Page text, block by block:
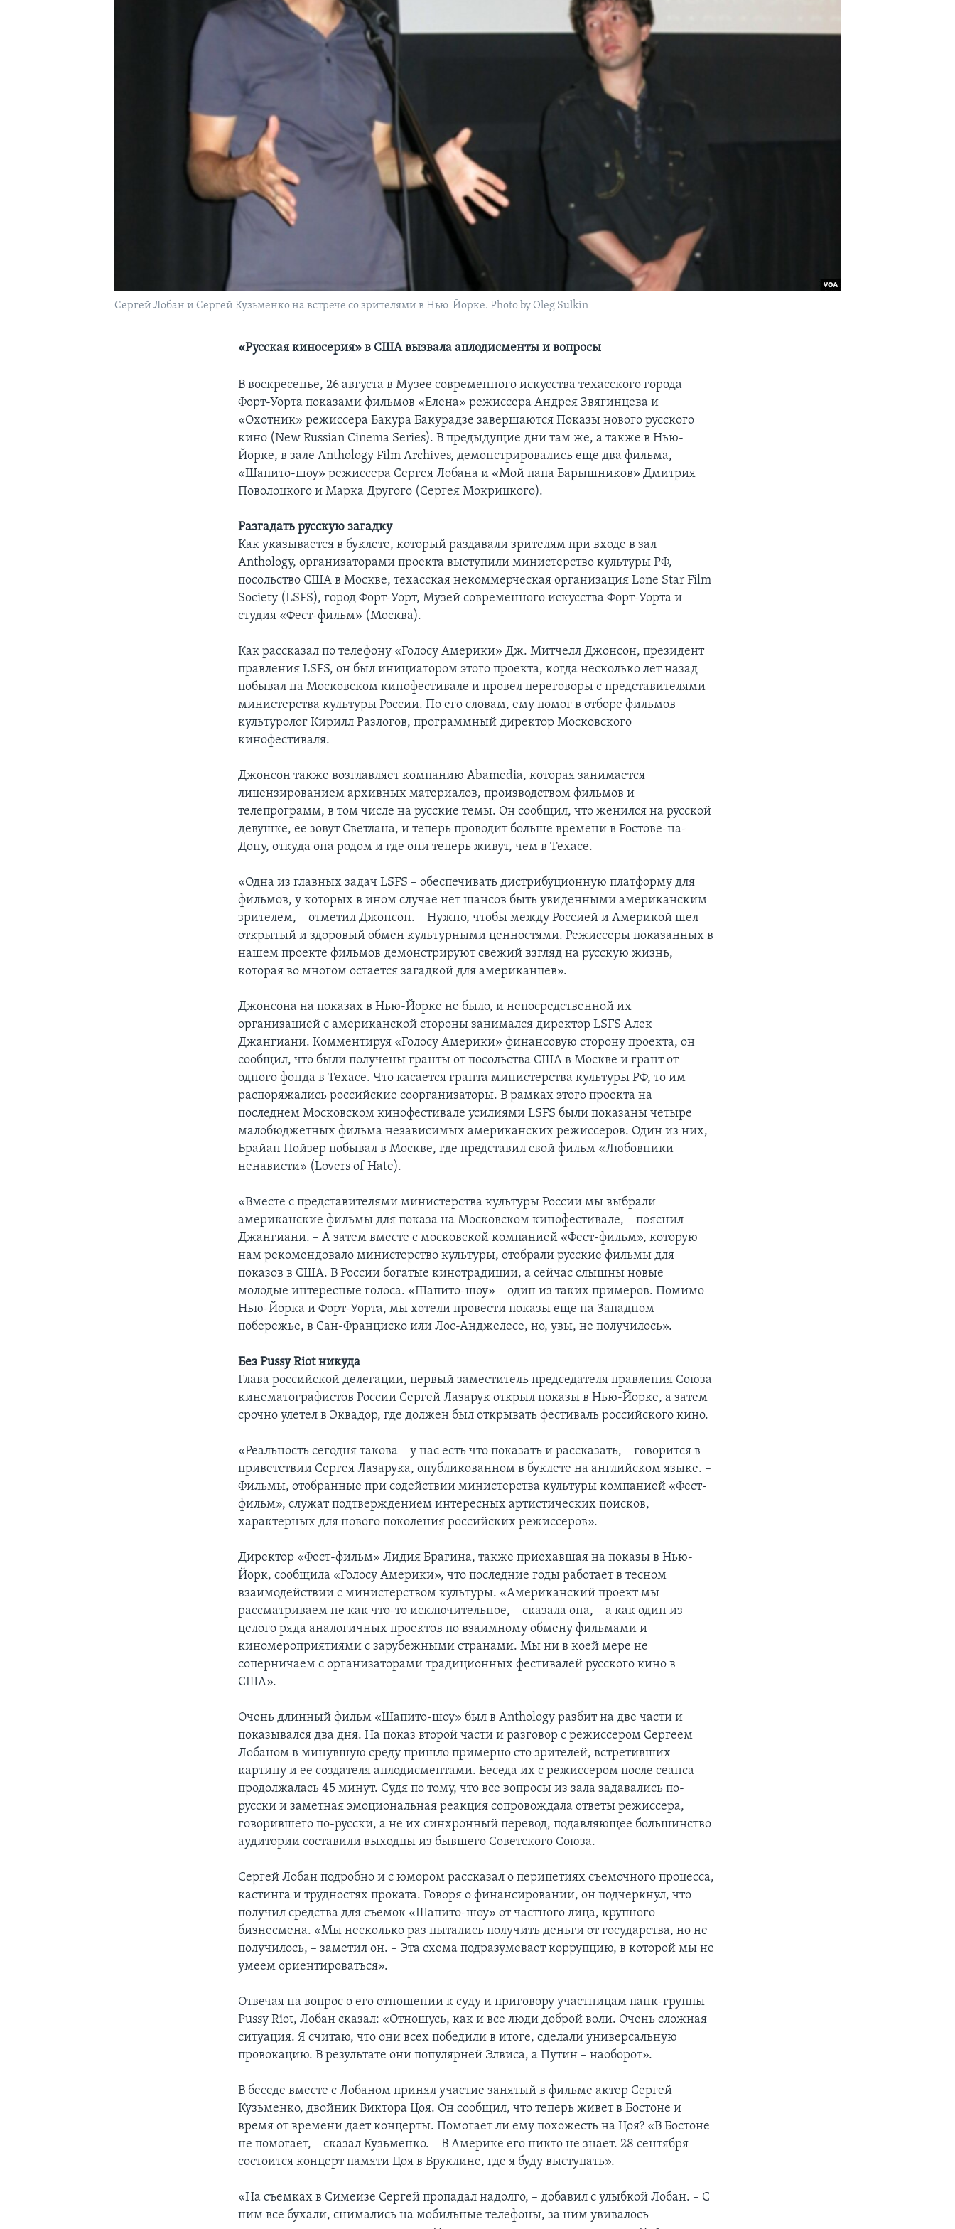
Сергей Лобан и Сергей Кузьменко на встрече со зрителями в Нью-Йорке. Photo by Oleg Sulkin
«Русская киносерия» в США вызвала аплодисменты и вопросы
В воскресенье, 26 августа в Музее современного искусства техасского города
Форт-Уорта показами фильмов «Елена» режиссера Андрея Звягинцева и
«Охотник» режиссера Бакура Бакурадзе завершаются Показы нового русского
кино (New Russian Cinema Series). В предыдущие дни там же, а также в Нью-
Йорке, в зале Anthology Film Archives, демонстрировались еще два фильма,
«Шапито-шоу» режиссера Сергея Лобана и «Мой папа Барышников» Дмитрия
Поволоцкого и Марка Другого (Сергея Мокрицкого).
Разгадать русскую загадку
Как указывается в буклете, который раздавали зрителям при входе в зал
Anthology, организаторами проекта выступили министерство культуры РФ,
посольство США в Москве, техасская некоммерческая организация Lone Star Film
Society (LSFS), город Форт-Уорт, Музей современного искусства Форт-Уорта и
студия «Фест-фильм» (Москва).
Как рассказал по телефону «Голосу Америки» Дж. Митчелл Джонсон, президент
правления LSFS, он был инициатором этого проекта, когда несколько лет назад
побывал на Московском кинофестивале и провел переговоры с представителями
министерства культуры России. По его словам, ему помог в отборе фильмов
культуролог Кирилл Разлогов, программный директор Московского
кинофестиваля.
Джонсон также возглавляет компанию Abamedia, которая занимается
лицензированием архивных материалов, производством фильмов и
телепрограмм, в том числе на русские темы. Он сообщил, что женился на русской
девушке, ее зовут Светлана, и теперь проводит больше времени в Ростове-на-
Дону, откуда она родом и где они теперь живут, чем в Техасе.
«Одна из главных задач LSFS – обеспечивать дистрибуционную платформу для
фильмов, у которых в ином случае нет шансов быть увиденными американским
зрителем, – отметил Джонсон. – Нужно, чтобы между Россией и Америкой шел
открытый и здоровый обмен культурными ценностями. Режиссеры показанных в
нашем проекте фильмов демонстрируют свежий взгляд на русскую жизнь,
которая во многом остается загадкой для американцев».
Джонсона на показах в Нью-Йорке не было, и непосредственной их
организацией с американской стороны занимался директор LSFS Алек
Джангиани. Комментируя «Голосу Америки» финансовую сторону проекта, он
сообщил, что были получены гранты от посольства США в Москве и грант от
одного фонда в Техасе. Что касается гранта министерства культуры РФ, то им
распоряжались российские соорганизаторы. В рамках этого проекта на
последнем Московском кинофестивале усилиями LSFS были показаны четыре
малобюджетных фильма независимых американских режиссеров. Один из них,
Брайан Пойзер побывал в Москве, где представил свой фильм «Любовники
ненависти» (Lovers of Hate).
«Вместе с представителями министерства культуры России мы выбрали
американские фильмы для показа на Московском кинофестивале, – пояснил
Джангиани. – А затем вместе с московской компанией «Фест-фильм», которую
нам рекомендовало министерство культуры, отобрали русские фильмы для
показов в США. В России богатые кинотрадиции, а сейчас слышны новые
молодые интересные голоса. «Шапито-шоу» – один из таких примеров. Помимо
Нью-Йорка и Форт-Уорта, мы хотели провести показы еще на Западном
побережье, в Сан-Франциско или Лос-Анджелесе, но, увы, не получилось».
Без Pussy Riot никуда
Глава российской делегации, первый заместитель председателя правления Союза
кинематографистов России Сергей Лазарук открыл показы в Нью-Йорке, а затем
срочно улетел в Эквадор, где должен был открывать фестиваль российского кино.
«Реальность сегодня такова – у нас есть что показать и рассказать, – говорится в
приветствии Сергея Лазарука, опубликованном в буклете на английском языке. –
Фильмы, отобранные при содействии министерства культуры компанией «Фест-
фильм», служат подтверждением интересных артистических поисков,
характерных для нового поколения российских режиссеров».
Директор «Фест-фильм» Лидия Брагина, также приехавшая на показы в Нью-
Йорк, сообщила «Голосу Америки», что последние годы работает в тесном
взаимодействии с министерством культуры. «Американский проект мы
рассматриваем не как что-то исключительное, – сказала она, – а как один из
целого ряда аналогичных проектов по взаимному обмену фильмами и
киномероприятиями с зарубежными странами. Мы ни в коей мере не
соперничаем с организаторами традиционных фестивалей русского кино в
США».
Очень длинный фильм «Шапито-шоу» был в Anthology разбит на две части и
показывался два дня. На показ второй части и разговор с режиссером Сергеем
Лобаном в минувшую среду пришло примерно сто зрителей, встретивших
картину и ее создателя аплодисментами. Беседа их с режиссером после сеанса
продолжалась 45 минут. Судя по тому, что все вопросы из зала задавались по-
русски и заметная эмоциональная реакция сопровождала ответы режиссера,
говорившего по-русски, а не их синхронный перевод, подавляющее большинство
аудитории составили выходцы из бывшего Советского Союза.
Сергей Лобан подробно и с юмором рассказал о перипетиях съемочного процесса,
кастинга и трудностях проката. Говоря о финансировании, он подчеркнул, что
получил средства для съемок «Шапито-шоу» от частного лица, крупного
бизнесмена. «Мы несколько раз пытались получить деньги от государства, но не
получилось, – заметил он. – Эта схема подразумевает коррупцию, в которой мы не
умеем ориентироваться».
Отвечая на вопрос о его отношении к суду и приговору участницам панк-группы
Pussy Riot, Лобан сказал: «Отношусь, как и все люди доброй воли. Очень сложная
ситуация. Я считаю, что они всех победили в итоге, сделали универсальную
провокацию. В результате они популярней Элвиса, а Путин – наоборот».
В беседе вместе с Лобаном принял участие занятый в фильме актер Сергей
Кузьменко, двойник Виктора Цоя. Он сообщил, что теперь живет в Бостоне и
время от времени дает концерты. Помогает ли ему похожесть на Цоя? «В Бостоне
не помогает, – сказал Кузьменко. – В Америке его никто не знает. 28 сентября
состоится концерт памяти Цоя в Бруклине, где я буду выступать».
«На съемках в Симеизе Сергей пропадал надолго, – добавил с улыбкой Лобан. – С
ним все бухали, снимались на мобильные телефоны, за ним увивалось